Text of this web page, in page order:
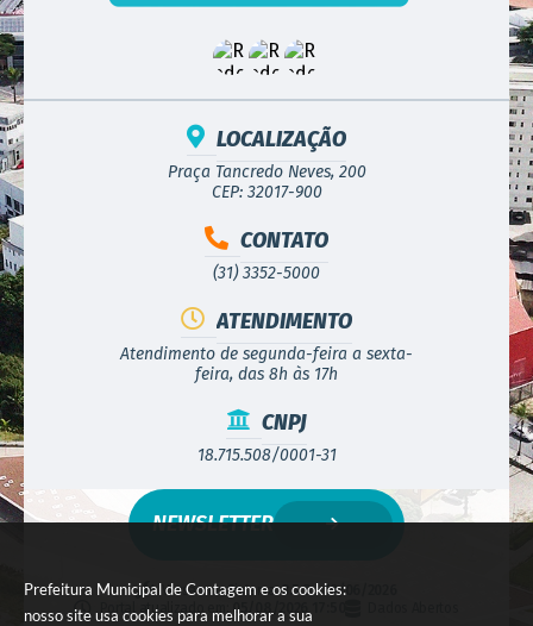
Prefeitura Municipal de Contagem e os cookies:
nosso site usa cookies para melhorar a sua
LOCALIZAÇÃO
Praça Tancredo Neves, 200
CEP: 32017-900
CONTATO
(31) 3352-5000
ATENDIMENTO
Atendimento de segunda-feira a sexta-
feira, das 8h às 17h
CNPJ
18.715.508/0001-31
Versão do Sistema:3.5.3 - 19/06/2026
Portal atualizado em:
05/08/2026 17:50
NEWSLETTER